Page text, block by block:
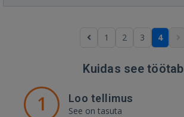
1 2 3 4
Kuidas see töötab
1 Loo tellimus
See on tasuta